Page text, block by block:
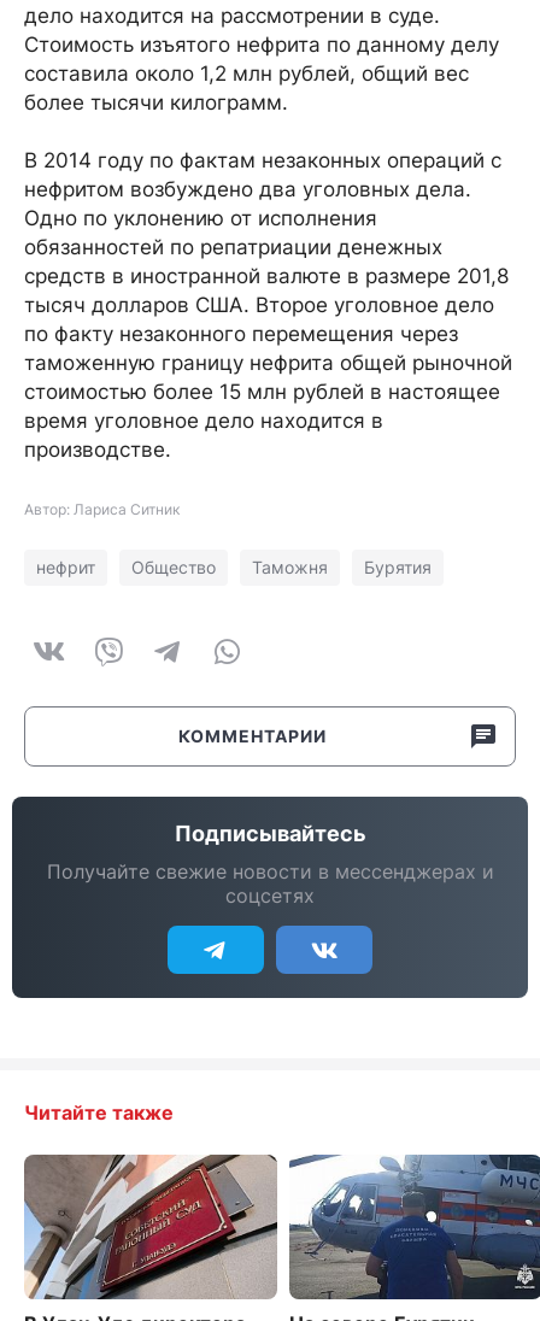
дело находится на рассмотрении в суде.
Стоимость изъятого нефрита по данному делу
составила около 1,2 млн рублей, общий вес
более тысячи килограмм.
В 2014 году по фактам незаконных операций с
нефритом возбуждено два уголовных дела.
Одно по уклонению от исполнения
обязанностей по репатриации денежных
средств в иностранной валюте в размере 201,8
тысяч долларов США. Второе уголовное дело
по факту незаконного перемещения через
таможенную границу нефрита общей рыночной
стоимостью более 15 млн рублей в настоящее
время уголовное дело находится в
производстве.
Автор: Лариса Ситник
нефрит Общество Таможня Бурятия
КОММЕНТАРИИ
Подписывайтесь
Получайте свежие новости в мессенджерах и
соцсетях
Читайте также